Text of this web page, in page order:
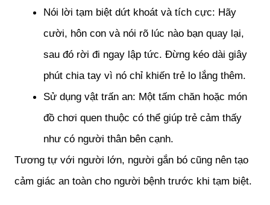
Nói lời tạm biệt dứt khoát và tích cực: Hãy
cười, hôn con và nói rõ lúc nào bạn quay lại,
sau đó rời đi ngay lập tức. Đừng kéo dài giây
phút chia tay vì nó chỉ khiến trẻ lo lắng thêm.
Sử dụng vật trấn an: Một tấm chăn hoặc món
đồ chơi quen thuộc có thể giúp trẻ cảm thấy
như có người thân bên cạnh.
Tương tự với người lớn, người gắn bó cũng nên tạo
cảm giác an toàn cho người bệnh trước khi tạm biệt.